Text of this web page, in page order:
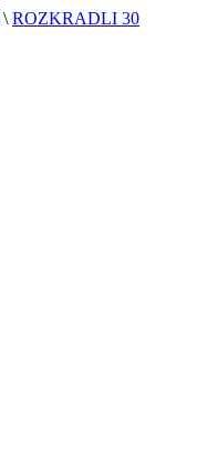
\ ROZKRADLI 30